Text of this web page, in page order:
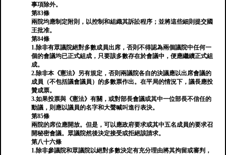
事項除外。
第83條
兩院均應制定附則，以控制和組織其訴訟程序；並將這些細則提交國
王批准。
第84條
1.除非有眾議院絕對多數成員出席，否則不得認為兩個議院中任何一
個的會議均已正式組成，只要該多數存在於會議中，便應繼續正式組
成。
2.除非本《憲法》另有規定，否則兩議院各自的決議應以出席會議的
成員（不包括議會議員）的多數票作出。在平局的情況下，議長應投
贊成票。
3.如果投票與《憲法》有關，或對部長會議或其中一位部長不信任的
動議，則應以議員的名字和大聲喊叫進行表決。
第85條
兩院的席位應開放。但是，可以應政府要求或其中五名成員的要求召
開秘密會議。眾議院然後決定接受或拒絕該請求。
第八十六條
1.除非參議院和眾議院以絕對多數決定有充分理由將其拘留或審判，